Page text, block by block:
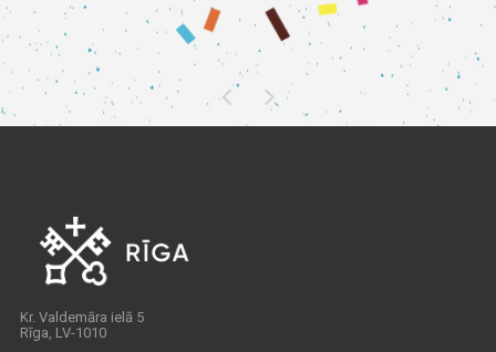
Kr. Valdemāra ielā 5
Rīga, LV-1010